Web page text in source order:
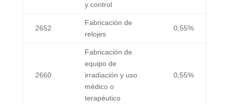
y control
2652
Fabricación de
relojes
0,55%
2660
Fabricación de
equipo de
irradiación y uso
médico o
terapéutico
0,55%